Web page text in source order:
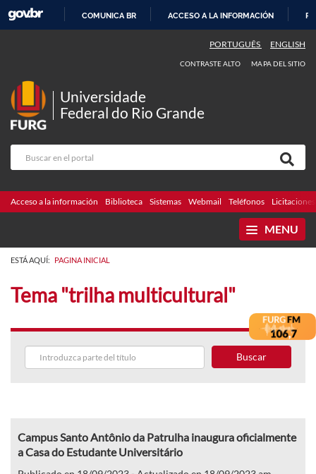
CONTENIDO
COMUNICA BR ACCESO A LA INFORMACIÓN
PORTUGUÊS ENGLISH
CONTRASTE ALTO MAPA DEL SITIO
Universidade
Federal do Rio Grande
Acceso a la información Biblioteca Sistemas Webmail Teléfonos Licitaciones
MENU
ESTÁ AQUÍ: PAGINA INICIAL
Tema "trilha multicultural"
Buscar
Campus Santo Antônio da Patrulha inaugura oficialmente
a Casa do Estudante Universitário